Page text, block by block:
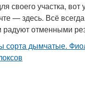
своего участка, вот
— здесь. Всё
отменными